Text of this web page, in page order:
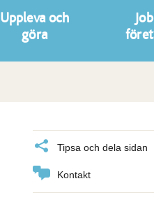
Uppleva och
göra
Tipsa och dela sidan
Kontakt